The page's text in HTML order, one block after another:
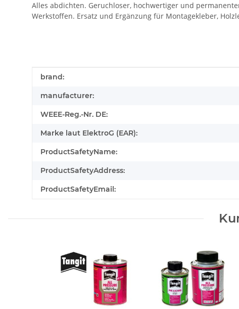
Alles abdichten. Geruchloser, hochwertiger und
Werkstoffen. Ersatz und Ergänzung für Montagekleber,
Produkteigenschaft
Wert
brand:
manufacturer:
WEEE-Reg.-Nr. DE:
Marke laut ElektroG (EAR):
ProductSafetyName:
ProductSafetyAddress:
ProductSafetyEmail: